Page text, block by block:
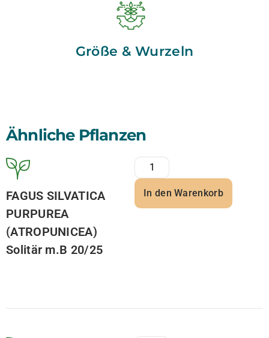
Größe & Wurzeln
Ähnliche Pflanzen
FAGUS SILVATICA
PURPUREA
(ATROPUNICEA)
Solitär m.B 20/25
In den Warenkorb